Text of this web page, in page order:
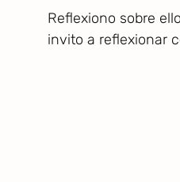
Reflexiono sobre
invito a reflexionar